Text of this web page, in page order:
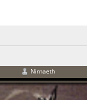
Nirnaeth